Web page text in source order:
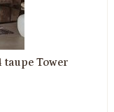
taupe Tower